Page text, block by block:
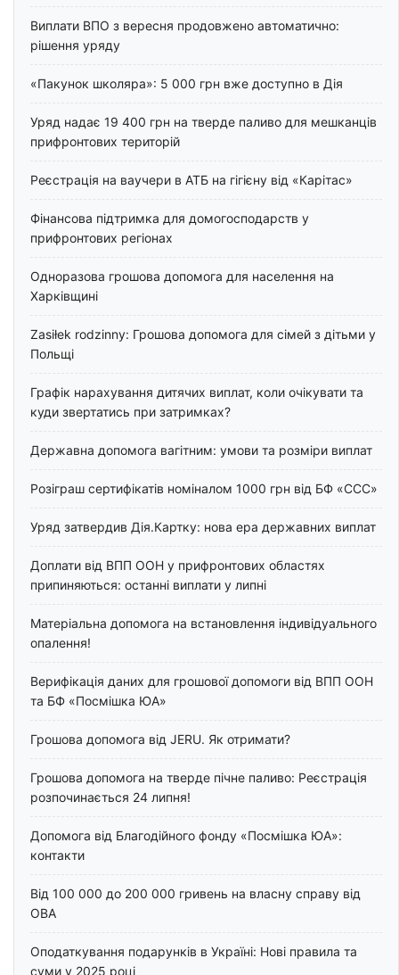
Виплати ВПО з вересня продовжено автоматично:
рішення уряду
«Пакунок школяра»: 5 000 грн вже доступно в Дія
Уряд надає 19 400 грн на тверде паливо для мешканців
прифронтових територій
Реєстрація на ваучери в АТБ на гігієну від «Карітас»
Фінансова підтримка для домогосподарств у
прифронтових регіонах
Одноразова грошова допомога для населення на
Харківщині
Zasiłek rodzinny: Грошова допомога для сімей з дітьми у
Польщі
Графік нарахування дитячих виплат, коли очікувати та
куди звертатись при затримках?
Державна допомога вагітним: умови та розміри виплат
Розіграш сертифікатів номіналом 1000 грн від БФ «ССС»
Уряд затвердив Дія.Картку: нова ера державних виплат
Доплати від ВПП ООН у прифронтових областях
припиняються: останні виплати у липні
Матеріальна допомога на встановлення індивідуального
опалення!
Верифікація даних для грошової допомоги від ВПП ООН
та БФ «Посмішка ЮА»
Грошова допомога від JERU. Як отримати?
Грошова допомога на тверде пічне паливо: Реєстрація
розпочинається 24 липня!
Допомога від Благодійного фонду «Посмішка ЮА»:
контакти
Від 100 000 до 200 000 гривень на власну справу від
ОВА
Оподаткування подарунків в Україні: Нові правила та
суми у 2025 році